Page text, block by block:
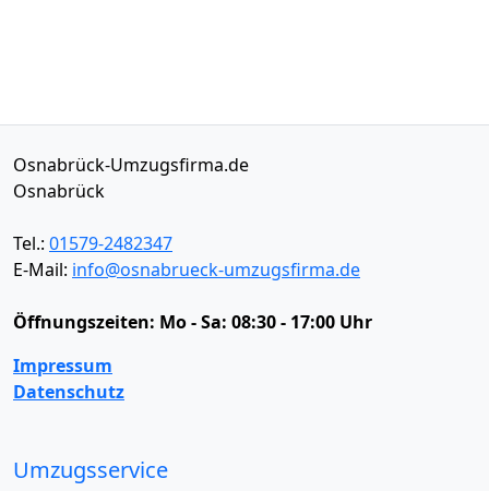
Osnabrück-Umzugsfirma.de
Osnabrück
Tel.: 01579-2482347
E-Mail: info@osnabrueck-umzugsfirma.de
Öffnungszeiten: Mo - Sa: 08:30 - 17:00 Uhr
Impressum
Datenschutz
Umzugsservice